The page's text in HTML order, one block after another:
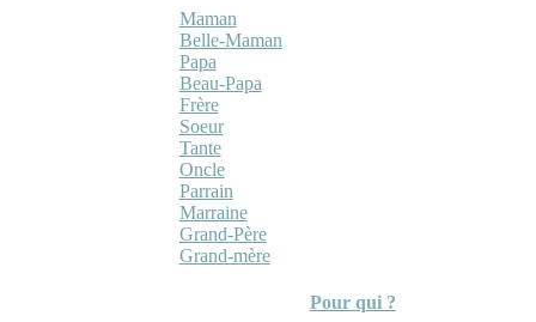
Maman
Belle-Maman
Papa
Beau-Papa
Frère
Soeur
Tante
Oncle
Parrain
Marraine
Grand-Père
Grand-mère
Pour qui ?